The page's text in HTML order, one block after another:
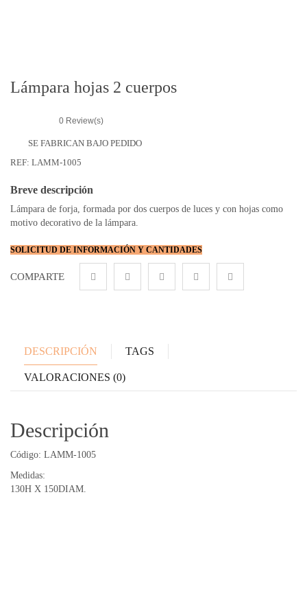
Lámpara hojas 2 cuerpos
0 Review(s)
SE FABRICAN BAJO PEDIDO
REF: LAMM-1005
Breve descripción
Lámpara de forja, formada por dos cuerpos de luces y con hojas como
motivo decorativo de la lámpara.
SOLICITUD DE INFORMACIÓN Y CANTIDADES
COMPARTE
DESCRIPCIÓN TAGS
VALORACIONES (0)
Descripción
Código: LAMM-1005
Medidas:
130H X 150DIAM.